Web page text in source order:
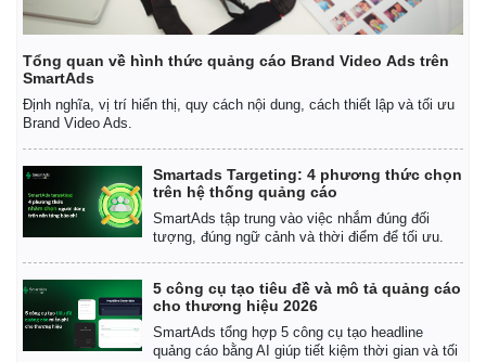
Kinh tế
Bất động sản
Khởi nghiệp
Thị trường
Giá vàng
Tiêu dùng
Chứng khoán
Tổng quan về hình thức quảng cáo Brand Video Ads trên
SmartAds
Định nghĩa, vị trí hiển thị, quy cách nội dung, cách thiết lập và tối ưu
Brand Video Ads.
Smartads Targeting: 4 phương thức chọn
trên hệ thống quảng cáo
SmartAds tập trung vào việc nhắm đúng đối
tượng, đúng ngữ cảnh và thời điểm để tối ưu.
5 công cụ tạo tiêu đề và mô tả quảng cáo
cho thương hiệu 2026
SmartAds tổng hợp 5 công cụ tạo headline
quảng cáo bằng AI giúp tiết kiệm thời gian và tối